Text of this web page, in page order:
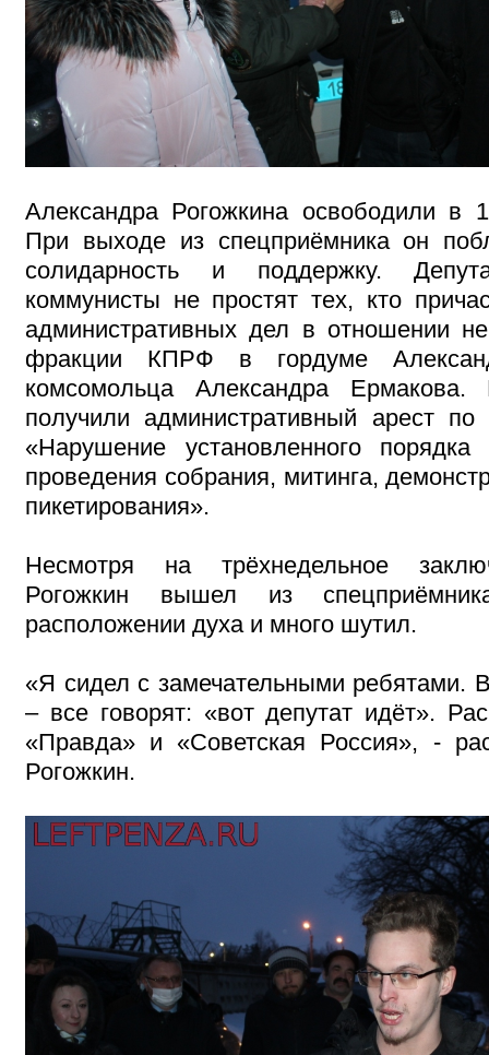
Александра Рогожкина освободили в
При выходе из спецприёмника он
солидарность и поддержку.
коммунисты не простят тех, кто
административных дел в отношении
фракции КПРФ в гордуме
комсомольца Александра
получили административный арест
«Нарушение установленного порядка
проведения собрания, митинга,
пикетирования».
Несмотря на трёхнедельное
Рогожкин вышел из
расположении духа и много шутил.
«Я сидел с замечательными ребятами.
– все говорят: «вот депутат идёт».
«Правда» и «Советская Россия», -
Рогожкин.